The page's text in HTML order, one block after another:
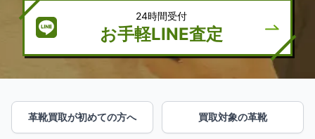
24時間受付
お手軽LINE査定
革靴買取が初めての方へ 買取対象の革靴